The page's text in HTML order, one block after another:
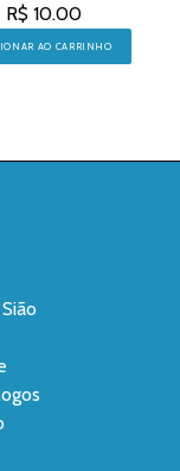
R$ 10.00
AO CARRINHO